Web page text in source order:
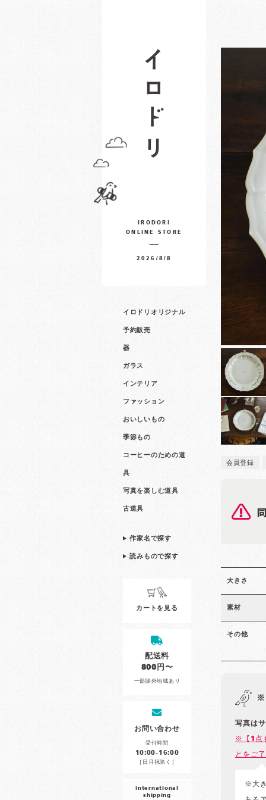
IRODORI
ONLINE STORE
2026/8/8
イロドリオリジナル
予約販売
器
ガラス
インテリア
ファッション
おいしいもの
季節もの
コーヒーのための道
具
写真を楽しむ道具
古道具
作家名で探す
読みもので探す
カートを見る
配送料
800円〜
一部除外地域あり
お問い合わせ
受付時間
10:00-16:00
［日月祝除く］
international
shipping
会員登録
大きさ
素材
その他
※
写真は
※【1点
とをご
※大